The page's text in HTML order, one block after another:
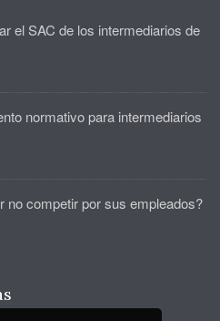
el SAC de los intermediarios de
normativo para intermediarios
no competir por sus empleados?